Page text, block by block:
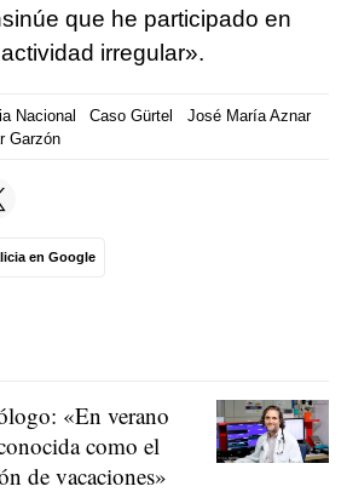
que he participado en
irregular».
Nacional Caso Gürtel
José María Aznar
Garzón
en Google
«En verano
como el
de vacaciones»